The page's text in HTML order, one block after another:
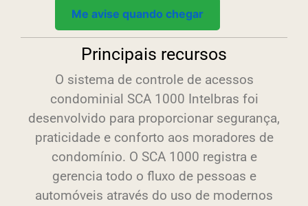
Me avise quando chegar
Principais recursos
O sistema de controle de acessos
condominial SCA 1000 Intelbras foi
desenvolvido para proporcionar segurança,
praticidade e conforto aos moradores de
condomínio. O SCA 1000 registra e
gerencia todo o fluxo de pessoas e
automóveis através do uso de modernos